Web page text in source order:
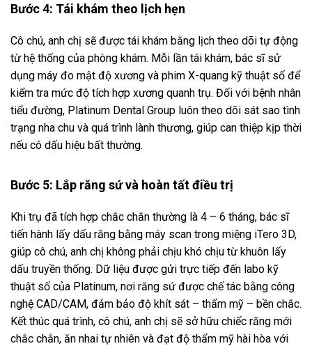
Bước 4: Tái khám theo lịch hẹn
Cô chú, anh chị sẽ được tái khám bằng lịch theo dõi tự động
từ hệ thống của phòng khám. Mỗi lần tái khám, bác sĩ sử
dụng máy đo mật độ xương và phim X-quang kỹ thuật số để
kiểm tra mức độ tích hợp xương quanh trụ. Đối với bệnh nhân
tiểu đường, Platinum Dental Group luôn theo dõi sát sao tình
trạng nha chu và quá trình lành thương, giúp can thiệp kịp thời
nếu có dấu hiệu bất thường.
Bước 5: Lắp răng sứ và hoàn tất điều trị
Khi trụ đã tích hợp chắc chắn thường là 4 – 6 tháng, bác sĩ
tiến hành lấy dấu răng bằng máy scan trong miệng iTero 3D,
giúp cô chú, anh chị không phải chịu khó chịu từ khuôn lấy
dấu truyền thống. Dữ liệu được gửi trực tiếp đến labo kỹ
thuật số của Platinum, nơi răng sứ được chế tác bằng công
nghệ CAD/CAM, đảm bảo độ khít sát – thẩm mỹ – bền chắc.
Kết thúc quá trình, cô chú, anh chị sẽ sở hữu chiếc răng mới
chắc chắn, ăn nhai tự nhiên và đạt độ thẩm mỹ hài hòa với